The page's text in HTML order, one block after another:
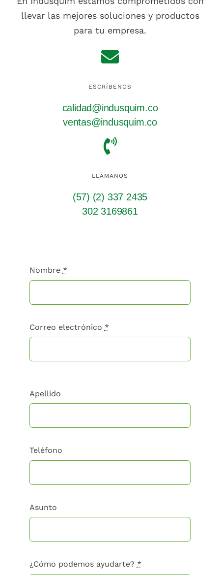
llevar las mejores soluciones y productos
para tu empresa.
ESCRÍBENOS
calidad@indusquim.co
ventas@indusquim.co
LLÁMANOS
(57) (2) 337 2435
302 3169861
Nombre *
Correo electrónico *
Apellido
Teléfono
Asunto
¿Cómo podemos ayudarte? *